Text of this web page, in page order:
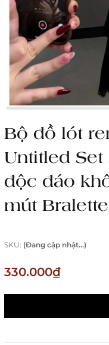
Bộ đồ lót
Untitled
độc đáo
mút
SKU: (Đang cập nhật...)
330.000₫